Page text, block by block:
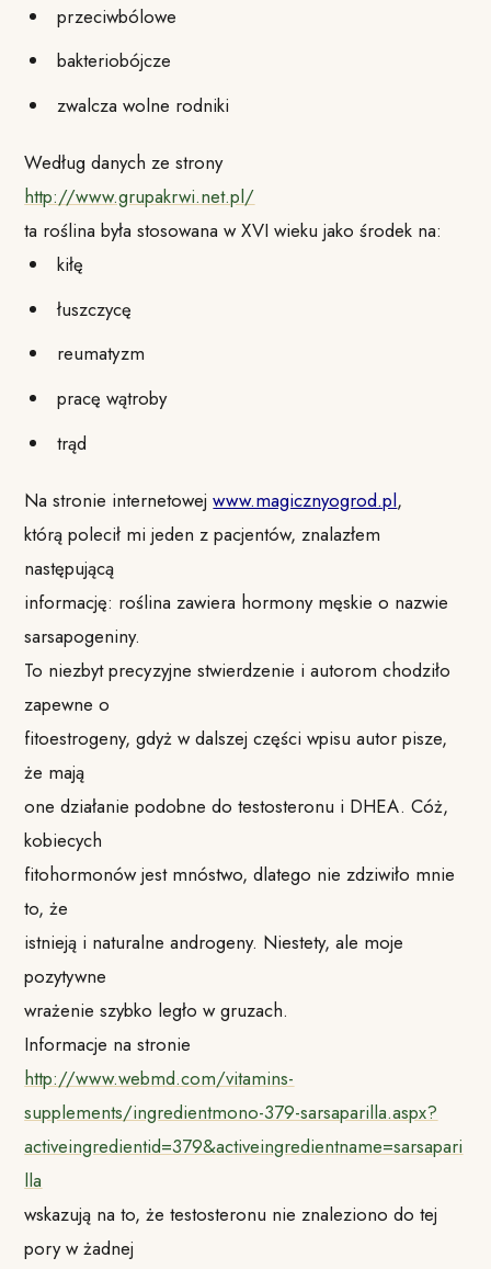
przeciwbólowe
bakteriobójcze
zwalcza wolne rodniki
Według danych ze strony
http://www.grupakrwi.net.pl/
ta roślina była stosowana w XVI wieku jako środek na:
kiłę
łuszczycę
reumatyzm
pracę wątroby
trąd
Na stronie internetowejwww.magicznyogrod.pl,
którą polecił mi jeden z pacjentów, znalazłem
następującą
informację: roślina zawiera hormony męskie o nazwie
sarsapogeniny.
To niezbyt precyzyjne stwierdzenie i autorom chodziło
zapewne o
fitoestrogeny, gdyż w dalszej części wpisu autor pisze,
że mają
one działanie podobne do testosteronu i DHEA. Cóż,
kobiecych
fitohormonów jest mnóstwo, dlatego nie zdziwiło mnie
to, że
istnieją i naturalne androgeny. Niestety, ale moje
pozytywne
wrażenie szybko legło w gruzach.
Informacje na stronie
http://www.webmd.com/vitamins-
supplements/ingredientmono-379-sarsaparilla.aspx?
activeingredientid=379&activeingredientname=sarsapari
lla
wskazują na to, że testosteronu nie znaleziono do tej
pory w żadnej